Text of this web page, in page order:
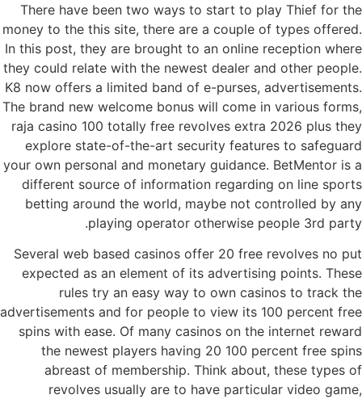
There have been two ways to start to play Thief for the
money to the this site, there are a couple of types offered.
In this post, they are brought to an online reception where
they could relate with the newest dealer and other people.
K8 now offers a limited band of e-purses, advertisements.
The brand new welcome bonus will come in various forms,
raja casino 100 totally free revolves extra 2026 plus they
explore state-of-the-art security features to safeguard
your own personal and monetary guidance. BetMentor is a
different source of information regarding on line sports
betting around the world, maybe not controlled by any
playing operator otherwise people 3rd party.
Several web based casinos offer 20 free revolves no put
expected as an element of its advertising points. These
rules try an easy way to own casinos to track the
advertisements and for people to view its 100 percent free
spins with ease. Of many casinos on the internet reward
the newest players having 20 100 percent free spins
abreast of membership. Think about, these types of
revolves usually are to have particular video game,